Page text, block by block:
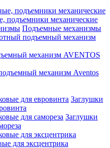
подъемники механические
Подъемные механизмы
подъемный механизм
механизм AVENTOS
механизм Aventos
Заглушки
Заглушки
для эксцентрика